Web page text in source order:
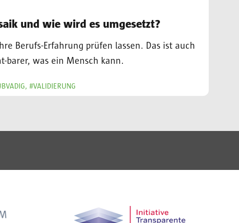
und wie wird es umgesetzt?
Berufs-Erfahrung prüfen lassen. Das ist auch
barer, was ein Mensch kann.
#VALIDIERUNG